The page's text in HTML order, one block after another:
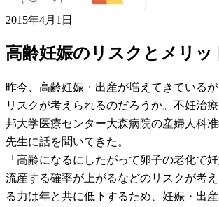
2015年4月1日
高齢妊娠のリスクとメリッ
昨今、高齢妊娠・出産が増えてきている
リスクが考えられるのだろうか。不妊治
邦大学医療センター大森病院の産婦人科
先生に話を聞いてきた。
「高齢になるにしたがって卵子の老化で
流産する確率が上がるなどのリスクが考
る力は年と共に低下するため、妊娠・出